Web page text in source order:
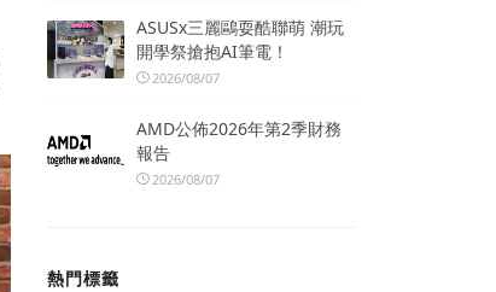
ASUSx三麗鷗耍酷聯萌 潮玩
開學祭搶抱AI筆電！
2026/08/07
AMD公佈2026年第2季財務
報告
2026/08/07
熱門標籤